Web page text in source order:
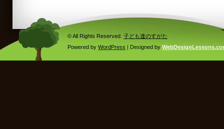
© All Rights Reserved. 子ども達のすがた
Powered by WordPress | Designed by